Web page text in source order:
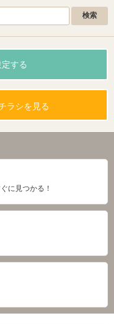
する
ラシを見る
に見つかる！